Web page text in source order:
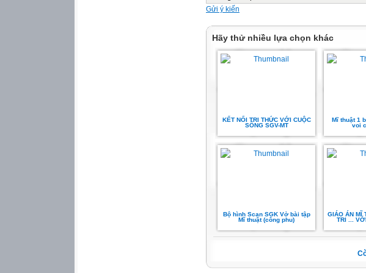
Gửi ý kiến
Hãy thử nhiều lựa chọn khác
KẾT NỐI TRI THỨC VỚI CUỘC
SỐNG SGV-MT
Mĩ thuật 1
voi
Bộ hình Scan SGK Vở bài tập
Mĩ thuật (công phu)
GIÁO ÁN MĨ
TRI ...